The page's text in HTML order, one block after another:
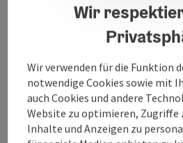
Mitglieder veranstalten viele,
Kontakt
Wir
Wir verwenden für die Funktion
notwendige Cookies sowie mit
auch Cookies und andere
Website zu optimieren, Zugriffe
Inhalte und Anzeigen zu